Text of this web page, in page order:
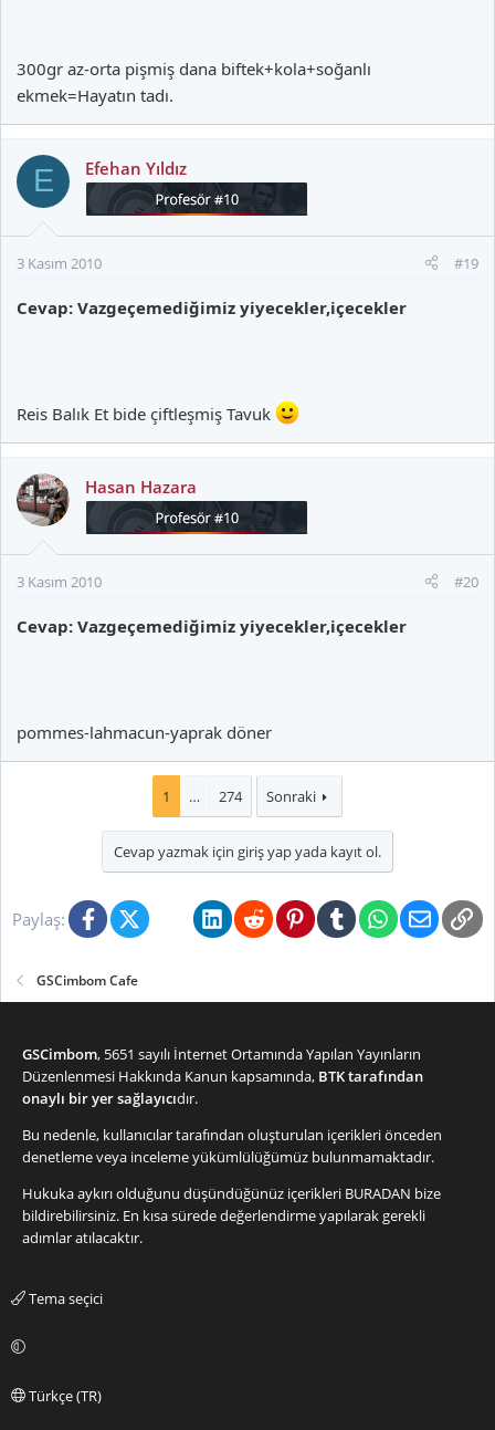
300gr az-orta pişmiş dana biftek+kola+soğanlı
ekmek=Hayatın tadı.
E Efehan Yıldız
3 Kasım 2010 #19
Cevap: Vazgeçemediğimiz yiyecekler,içecekler
Reis Balık Et bide çiftleşmiş Tavuk
Hasan Hazara
3 Kasım 2010 #20
Cevap: Vazgeçemediğimiz yiyecekler,içecekler
pommes-lahmacun-yaprak döner
1 … 274 Sonraki
Cevap yazmak için giriş yap yada kayıt ol.
Paylaş: FacebookX (Twitter)BlueskyLinkedInRedditPinterestTumblrWhatsApp
E-posta
GSCimbom Cafe
GSCimbom, 5651 sayılı İnternet Ortamında Yapılan Yayınların
Düzenlenmesi Hakkında Kanun kapsamında, BTK tarafından
onaylı bir yer sağlayıcıdır.
Bu nedenle, kullanıcılar tarafından oluşturulan içerikleri önceden
denetleme veya inceleme yükümlülüğümüz bulunmamaktadır.
Hukuka aykırı olduğunu düşündüğünüz içerikleri BURADAN bize
bildirebilirsiniz. En kısa sürede değerlendirme yapılarak gerekli
adımlar atılacaktır.
Tema seçici
Türkçe (TR)